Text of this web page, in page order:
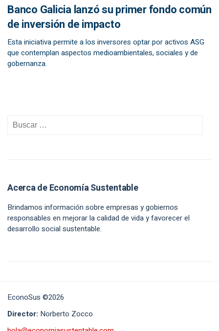
Banco Galicia lanzó su primer fondo común
de inversión de impacto
Esta iniciativa permite a los inversores optar por activos ASG
que contemplan aspectos medioambientales, sociales y de
gobernanza.
Acerca de Economía Sustentable
Brindamos información sobre empresas y gobiernos
responsables en mejorar la calidad de vida y favorecer el
desarrollo social sustentable.
EconoSus ©2026
Director: Norberto Zocco